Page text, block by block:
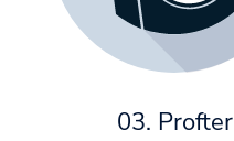
03. Profter